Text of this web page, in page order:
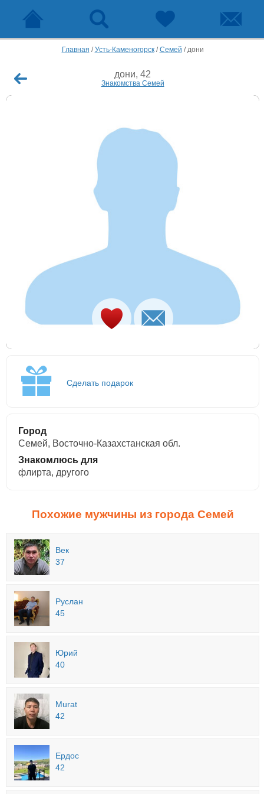
Главная /Усть-Каменогорск/Семей /дони
дони, 42
Знакомства Семей
Сделать подарок
Город
Семей, Восточно-Казахстанская обл.
Знакомлюсь для
флирта, другого
Похожие мужчины из города Семей
Век
37
Руслан
45
Юрий
40
Murat
42
Ердос
42